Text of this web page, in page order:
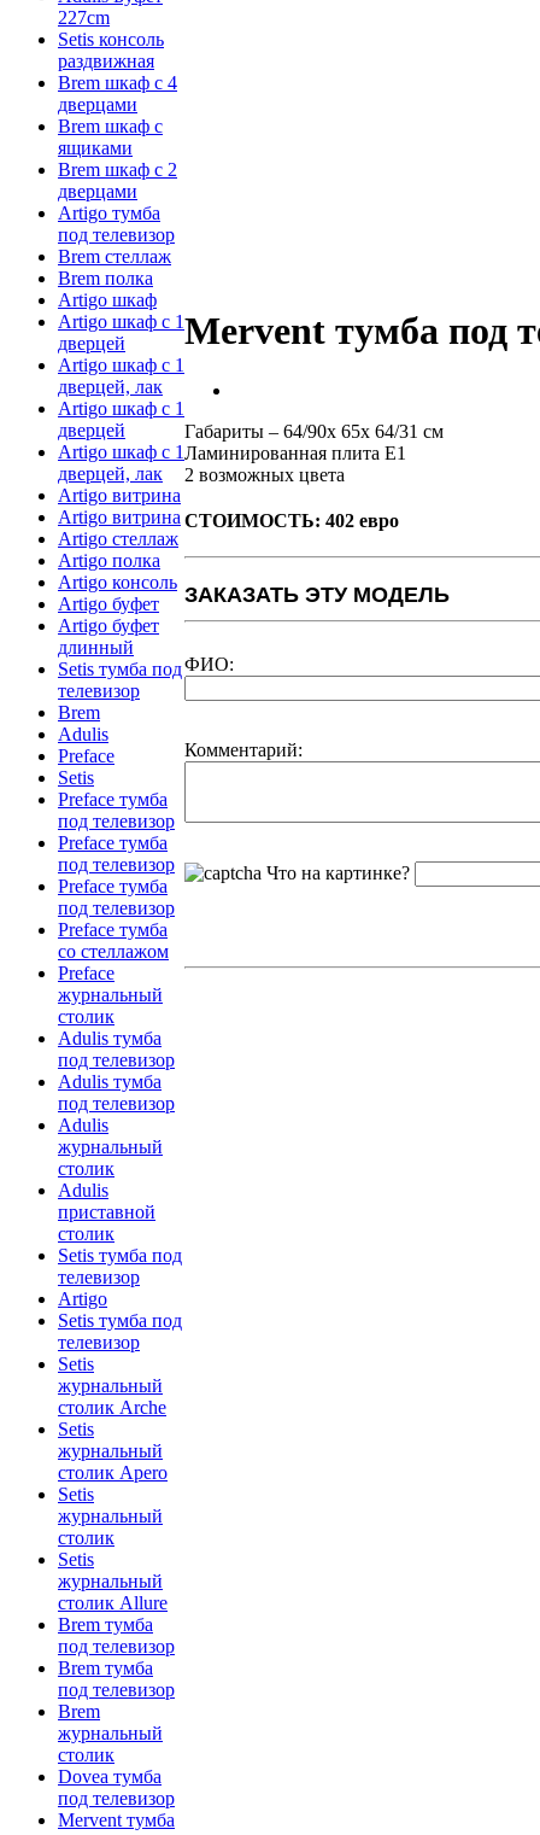
227cm
Setis консоль
раздвижная
Brem шкаф с 4
дверцами
Brem шкаф с
ящиками
Brem шкаф с 2
дверцами
Artigo тумба
под телевизор
Brem стеллаж
Brem полка
Artigo шкаф
Artigo шкаф с 1
дверцей
Artigo шкаф с 1
дверцей, лак
Artigo шкаф с 1
дверцей
Artigo шкаф с 1
дверцей, лак
Artigo витрина
Artigo витрина
Artigo стеллаж
Artigo полка
Artigo консоль
Artigo буфет
Artigo буфет
длинный
Setis тумба под
телевизор
Brem
Adulis
Preface
Setis
Preface тумба
под телевизор
Preface тумба
под телевизор
Preface тумба
под телевизор
Preface тумба
со стеллажом
Preface
журнальный
столик
Adulis тумба
под телевизор
Adulis тумба
под телевизор
Adulis
журнальный
столик
Adulis
приставной
столик
Setis тумба под
телевизор
Artigo
Setis тумба под
телевизор
Setis
журнальный
столик Arche
Setis
журнальный
столик Apero
Setis
журнальный
столик
Setis
журнальный
столик Allure
Brem тумба
под телевизор
Brem тумба
под телевизор
Brem
журнальный
столик
Dovea тумба
под телевизор
Mervent тумба
Mervent тумба под
Габариты – 64/90х 65х 64/31 см
Ламинированная плита E1
2 возможных цвета
СТОИМОСТЬ: 402 евро
ЗАКАЗАТЬ ЭТУ МОДЕЛЬ
ФИО:
Комментарий:
Что на картинке?